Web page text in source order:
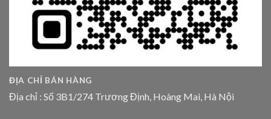
ĐỊA CHỈ BÁN HÀNG
Địa chỉ : Số 3B1/274 Trương Định, Hoàng Mai, Hà Nội